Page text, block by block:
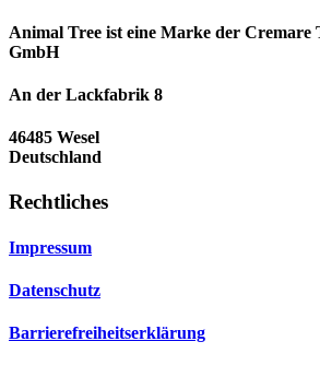
Animal Tree ist eine Marke der Cremare
GmbH
An der Lackfabrik 8
46485 Wesel
Deutschland
Rechtliches
Impressum
Datenschutz
Barrierefreiheitserklärung